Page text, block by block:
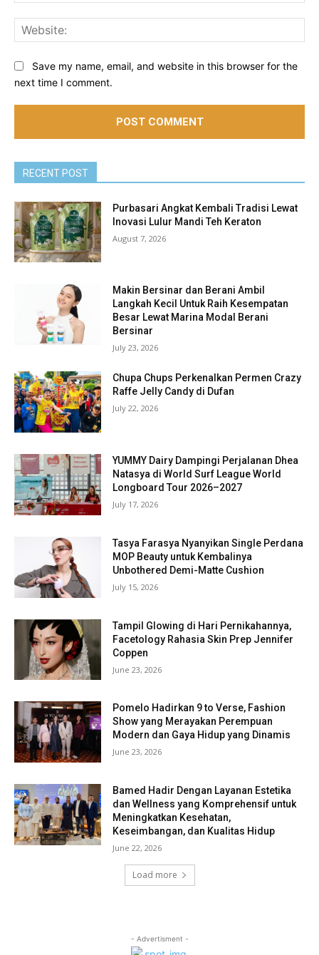
Save my name, email, and website in this browser for the
next time I comment.
RECENT POST
Purbasari Angkat Kembali Tradisi Lewat
Inovasi Lulur Mandi Teh Keraton
August 7, 2026
Makin Bersinar dan Berani Ambil
Langkah Kecil Untuk Raih Kesempatan
Besar Lewat Marina Modal Berani
Bersinar
July 23, 2026
Chupa Chups Perkenalkan Permen Crazy
Raffe Jelly Candy di Dufan
July 22, 2026
YUMMY Dairy Dampingi Perjalanan Dhea
Natasya di World Surf League World
Longboard Tour 2026–2027
July 17, 2026
Tasya Farasya Nyanyikan Single Perdana
MOP Beauty untuk Kembalinya
Unbothered Demi-Matte Cushion
July 15, 2026
Tampil Glowing di Hari Pernikahannya,
Facetology Rahasia Skin Prep Jennifer
Coppen
June 23, 2026
Pomelo Hadirkan 9 to Verse, Fashion
Show yang Merayakan Perempuan
Modern dan Gaya Hidup yang Dinamis
June 23, 2026
Bamed Hadir Dengan Layanan Estetika
dan Wellness yang Komprehensif untuk
Meningkatkan Kesehatan,
Keseimbangan, dan Kualitas Hidup
June 22, 2026
Load more
- Advertisment -